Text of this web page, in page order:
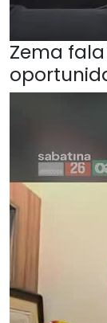
Zema